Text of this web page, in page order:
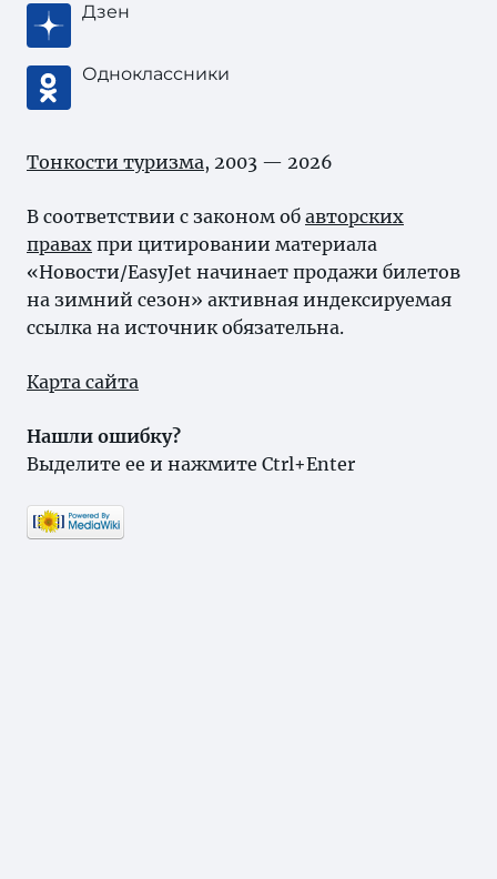
Дзен
Одноклассники
Тонкости туризма, 2003 — 2026
В соответствии с законом об авторских
правах при цитировании материала
«Новости/EasyJet начинает продажи билетов
на зимний сезон» активная индексируемая
ссылка на источник обязательна.
Карта сайта
Нашли ошибку?
Выделите ее и нажмите Ctrl+Enter